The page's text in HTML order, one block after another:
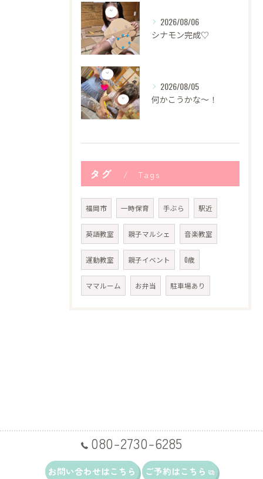
2026/08/06
シナモン完成♡
2026/08/05
何かこうかな〜！
タグ Tags
福岡市 一時保育 手ぶら 駅近
英語教室 親子マルシェ 音楽教室
運動教室 親子イベント 0歳
ママルーム お弁当 駐車場あり
080-2730-6285
お問い合わせはこちら ご予約はこちら